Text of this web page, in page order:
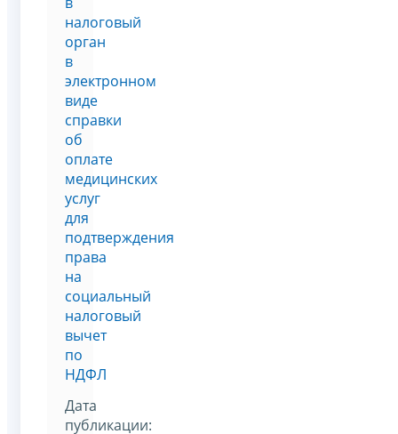
налоговый
орган
в
электронном
виде
справки
об
оплате
медицинских
услуг
для
подтверждения
права
на
социальный
налоговый
вычет
по
НДФЛ
Дата
публикации: